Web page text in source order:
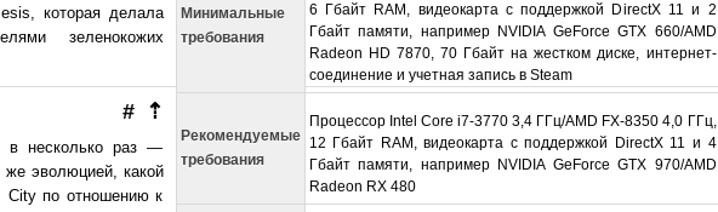
Минимальные
требования
6 Гбайт RAM, видеокарта с поддержкой DirectX 11 и 2
Гбайт памяти, например NVIDIA GeForce GTX 660/AMD
Radeon HD 7870, 70 Гбайт на жестком диске, интернет-
соединение и учетная запись в Steam
Рекомендуемые
требования
Процессор Intel Core i7-3770 3,4 ГГц/AMD FX-8350 4,0 ГГц,
12 Гбайт RAM, видеокарта с поддержкой DirectX 11 и 4
Гбайт памяти, например NVIDIA GeForce GTX 970/AMD
Radeon RX 480
которая делала
зеленокожих
⇡
#
в несколько раз —
же эволюцией, какой
City по отношению к